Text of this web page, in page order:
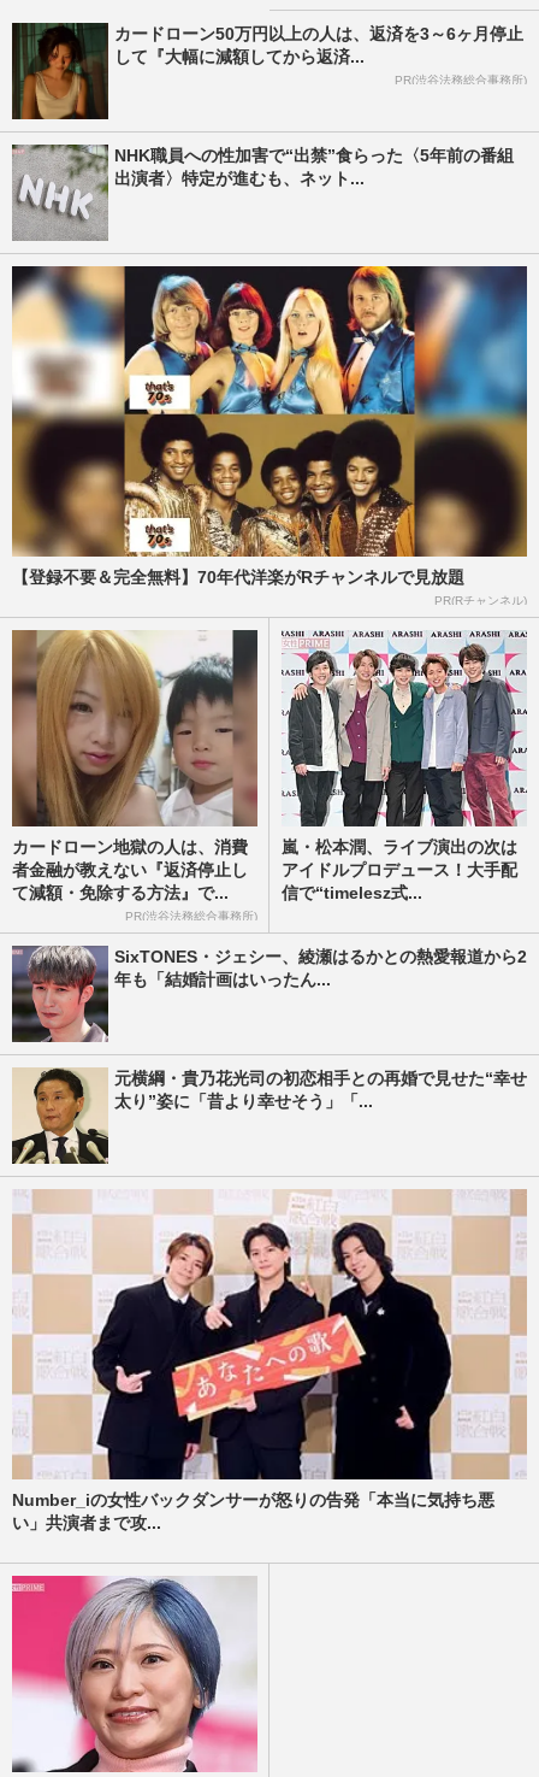
カードローン50万円以上の人は、返済を3～6ヶ月停止
して『大幅に減額してから返済...
PR(渋谷法務総合事務所)
NHK職員への性加害で“出禁”食らった〈5年前の番組
出演者〉特定が進むも、ネット...
【登録不要＆完全無料】70年代洋楽がRチャンネルで見放題
PR(Rチャンネル)
カードローン地獄の人は、消費
者金融が教えない『返済停止し
て減額・免除する方法』で...
PR(渋谷法務総合事務所)
嵐・松本潤、ライブ演出の次は
アイドルプロデュース！大手配
信で“timelesz式...
SixTONES・ジェシー、綾瀬はるかとの熱愛報道から2
年も「結婚計画はいったん...
元横綱・貴乃花光司の初恋相手との再婚で見せた“幸せ
太り”姿に「昔より幸せそう」「...
Number_iの女性バックダンサーが怒りの告発「本当に気持ち悪
い」共演者まで攻...